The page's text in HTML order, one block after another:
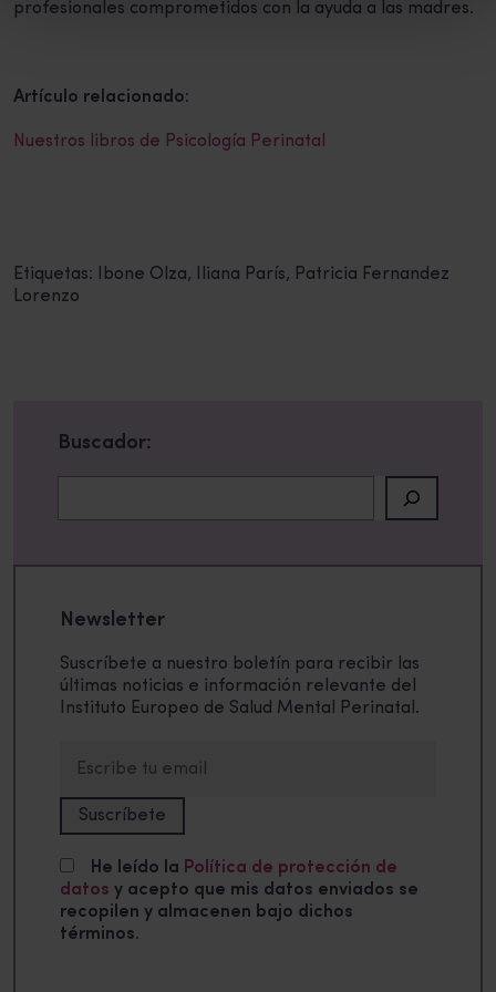
profesionales comprometidos con la ayuda a las madres.
Artículo relacionado:
Nuestros libros de Psicología Perinatal
Etiquetas: Ibone Olza, Iliana París, Patricia Fernandez
Lorenzo
Buscador:
Newsletter
Suscríbete a nuestro boletín para recibir las
últimas noticias e información relevante del
Instituto Europeo de Salud Mental Perinatal.
He leído la Política de protección de
datos y acepto que mis datos enviados se
recopilen y almacenen bajo dichos
términos.